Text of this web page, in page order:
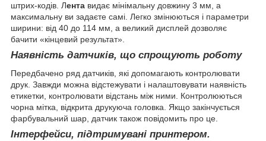
штрих-кодів. Лента видає мінімальну довжину 3 мм, а
максимальну ви задаєте самі. Легко змінюються і параметри
ширини: від 40 до 114 мм, а великий дисплей дозволяє
бачити «кінцевий результат».
Наявність датчиків, що спрощують роботу
Передбачено ряд датчиків, які допомагають контролювати
друк. Завжди можна відстежувати і налаштовувати наявність
етикетки, контролювати відстань між ними. Контролюються
чорна мітка, відкрита друкуюча головка. Якщо закінчується
фарбувальний шар, датчик також повідомить про це.
Інтерфейси, підтримувані принтером.